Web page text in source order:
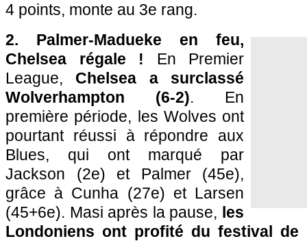
4 points, monte au 3e rang.
2. Palmer-Madueke en feu,
Chelsea régale ! En Premier
League, Chelsea a surclassé
Wolverhampton (6-2). En
première période, les Wolves ont
pourtant réussi à répondre aux
Blues, qui ont marqué par
Jackson (2e) et Palmer (45e),
grâce à Cunha (27e) et Larsen
(45+6e). Masi après la pause, les
Londoniens ont profité du festival de